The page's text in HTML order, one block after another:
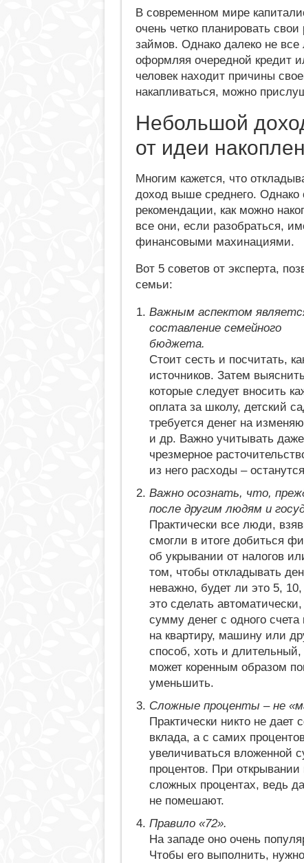
В современном мире
очень четко планировать
займов. Однако далеко не
оформляя очередной кредит
человек находит причины
накапливаться, можно
Небольшой
от идеи
Многим кажется, что
доход выше среднего.
рекомендации, как можно
все они, если разобраться,
финансовыми махинациями.
Вот 5 советов от эксперта,
семьи:
Важным аспектом
составление семейного
бюджета.
Стоит сесть и посчитать,
источников. Затем
которые следует вносить
оплата за школу, детский
требуется денег на
и др. Важно учитывать
чрезмерное
из него расходы –
Важно осознать, что,
после другим людям и
Практически все люди,
смогли в итоге добиться
об укрывании от налогов
том, чтобы откладывать
неважно, будет ли это 5,
это сделать
сумму денег с одного
на квартиру, машину или
способ, хоть и
может коренным образом
уменьшить.
Сложные проценты – не
Практически никто не дает
вклада, а с самих
увеличиваться вложенной
процентов. При открывании
сложных процентах, ведь
не помешают.
Правило «72».
На западе оно очень
Чтобы его выполнить,